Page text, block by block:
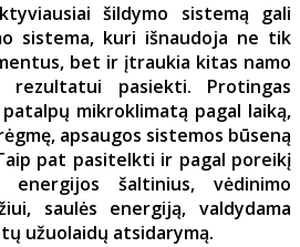
šildymo sistemą gali
sistema, kuri išnaudoja ne tik
bet ir įtraukia kitas namo
rezultatui pasiekti. Protingas
mikroklimatą pagal laiką,
apsaugos sistemos būseną
pat pasitelkti ir pagal poreikį
energijos šaltinius, vėdinimo
saulės energiją, valdydama
užuolaidų atsidarymą.